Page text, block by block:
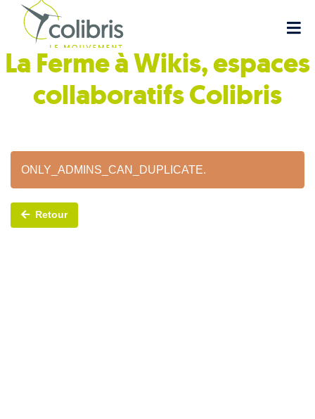
La Ferme à Wikis, espaces
collaboratifsColibris
ONLY_ADMINS_CAN_DUPLICATE.
Retour